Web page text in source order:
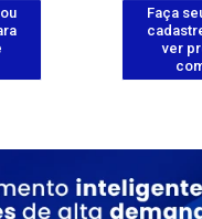
Faça
ver